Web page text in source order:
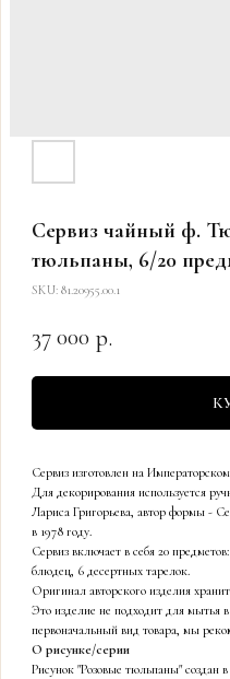
Сервиз чайный ф.
тюльпаны, 6/20
SKU: 81.20955.00.1
37 000 р.
Сервиз изготовлен на
Для декорирования используется
Лариса Григорьева, автор формы -
в 1978 году.
Сервиз включает в себя 20
блюдец, 6 десертных тарелок.
Оригинал авторского изделия
Это изделие не подходит для мытья
первоначальный вид товара, мы
О рисунке/серии
Рисунок "Розовые тюльпаны" создан